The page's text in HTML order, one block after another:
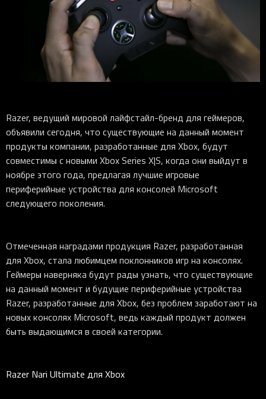
Рюкзаки
Аксессуары
Новинки
Pro Click
Аксессуары для мышей
Игровые мыши
Tartarus
Аксессуары для клавиатур
Все клавиатуры
Hammerhead
Аксессуары для аудио
Все аудио для ПК
Wireless Control Pod
Kraken Kitty
Контроллеры
Освещение
Ripsaw
Goliathus
Firefly
HyperFlux V2
Strider
Sphex
Pro Glide
Pro Click V2
Pro Click V2 Vertical
Pro Type Ergo
Pro Type
Pro Glide XXL
Аксессуары
Коллаборации
Synapse 4
Synapse 3
THX Spatial
7.1 Sound
Synapse 2 Legacy
Virtual Ring Light
Razer Axon
Cortex
iOS-приложения
Киберспорт
Игровые ивенты
Razer, ведущий мировой лайфстайл-бренд для геймеров,
объявили сегодня, что существующие на данный момент
продукты компании, разработанные для Xbox, будут
совместимы с новыми Xbox Series X|S, когда они выйдут в
ноябре этого года, предлагая лучшие игровые
периферийные устройства для консолей Microsoft
следующего поколения.
Отмеченная наградами продукция Razer, разработанная
для Xbox, стала любимцем поклонников игр на консолях.
Геймеры наверняка будут рады узнать, что существующие
на данный момент и будущие периферийные устройства
Razer, разработанные для Xbox, без проблем заработают на
новых консолях Microsoft, ведь каждый продукт должен
быть выдающимся в своей категории.
Razer Nari Ultimate для Xbox